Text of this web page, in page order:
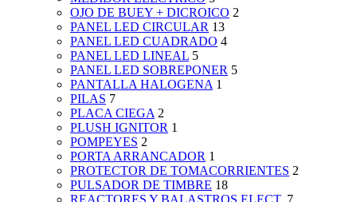
OJO DE BUEY + DICROICO 2
PANEL LED CIRCULAR 13
PANEL LED CUADRADO 4
PANEL LED LINEAL 5
PANEL LED SOBREPONER 5
PANTALLA HALOGENA 1
PILAS 7
PLACA CIEGA 2
PLUSH IGNITOR 1
POMPEYES 2
PORTA ARRANCADOR 1
PROTECTOR DE TOMACORRIENTES 2
PULSADOR DE TIMBRE 18